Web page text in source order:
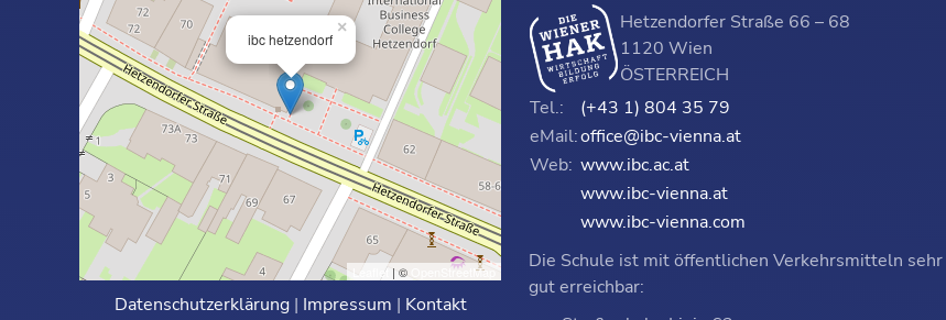
ibc hetzendorf
×
Leaflet | © OpenStreetMap
Datenschutzerklärung| Impressum | Kontakt
Hetzendorfer Straße 66 – 68
1120 Wien
ÖSTERREICH
Tel.:
(+43 1) 804 35 79
eMail:office@ibc-vienna.at
Web: www.ibc.ac.at
www.ibc-vienna.at
www.ibc-vienna.com
Die Schule ist mit öffentlichen Verkehrsmitteln sehr
gut erreichbar: